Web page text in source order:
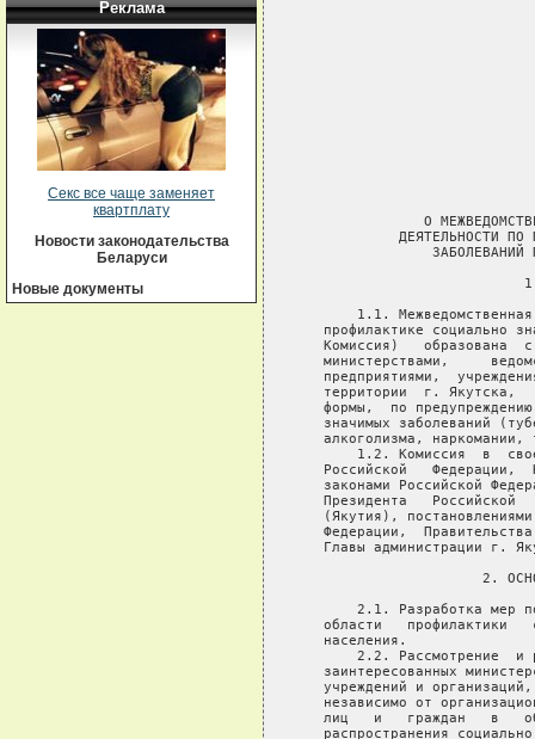
Реклама
Секс все чаще заменяет
квартплату
Новости законодательства
Беларуси
Новые документы